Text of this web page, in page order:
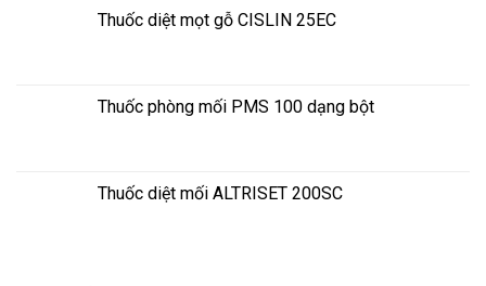
Thuốc diệt mọt gỗ CISLIN 25EC
Thuốc phòng mối PMS 100 dạng bột
Thuốc diệt mối ALTRISET 200SC